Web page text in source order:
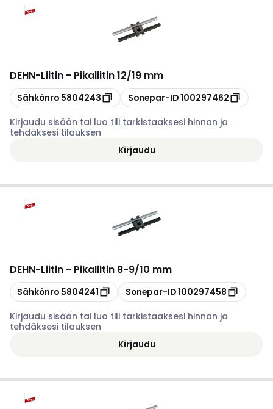
DEHN-Liitin - Pikaliitin 12/19 mm
Kopioi
Sähkönro 5804243 Kopioi
Sonepar-ID100297462
Kirjaudu sisään tai luo tili tarkistaaksesi hinnan ja
tehdäksesi tilauksen
Kirjaudu
DEHN-Liitin - Pikaliitin 8-9/10 mm
Kopioi
Sähkönro 5804241 Kopioi
Sonepar-ID100297458
Kirjaudu sisään tai luo tili tarkistaaksesi hinnan ja
tehdäksesi tilauksen
Kirjaudu